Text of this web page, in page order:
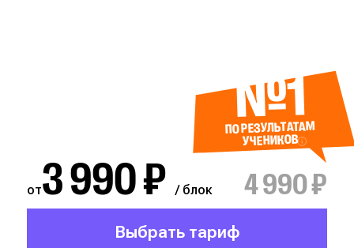
№1
ПО РЕЗУЛЬТАТАМ
УЧЕНИКОВ
Выбрать тариф
от3 990 ₽ / блок 4 990 ₽